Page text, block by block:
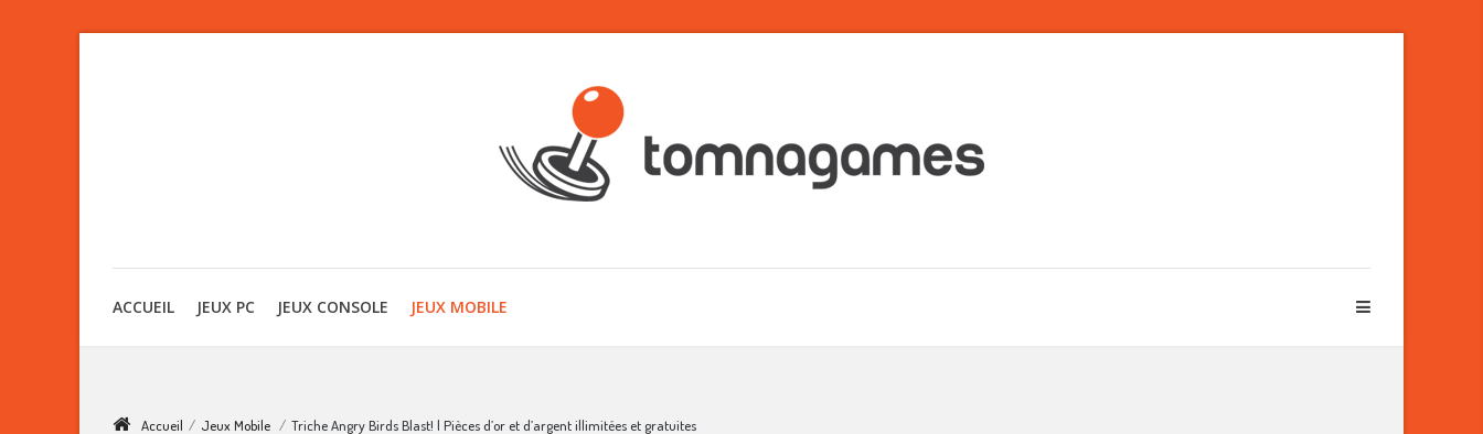
ACCUEIL JEUX PC JEUX CONSOLE JEUX MOBILE
Accueil / Jeux Mobile / Triche Angry Birds Blast! | Pièces d’or et d’argent illimitées et gratuites